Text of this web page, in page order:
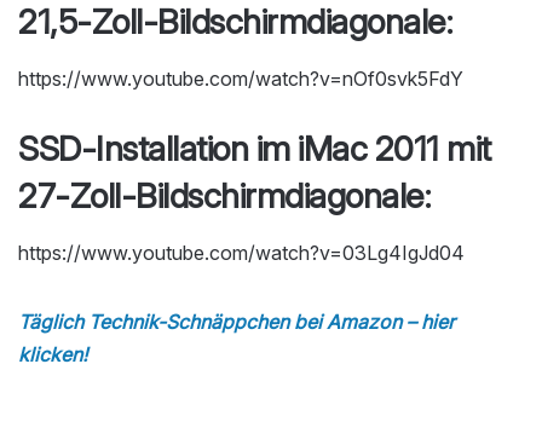
21,5-Zoll-Bildschirmdiagonale:
https://www.youtube.com/watch?v=nOf0svk5FdY
SSD-Installation im iMac 2011 mit
27-Zoll-Bildschirmdiagonale:
https://www.youtube.com/watch?v=03Lg4IgJd04
Täglich Technik-Schnäppchen bei Amazon – hier
klicken!